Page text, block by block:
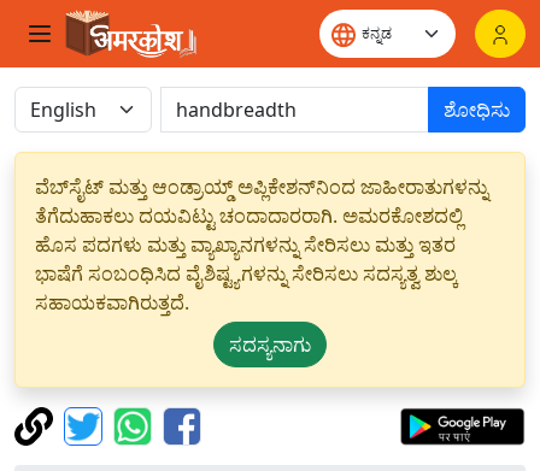
ಶೋಧಿಸು
ವೆಬ್‌ಸೈಟ್ ಮತ್ತು ಆಂಡ್ರಾಯ್ಡ್ ಅಪ್ಲಿಕೇಶನ್‌ನಿಂದ ಜಾಹೀರಾತುಗಳನ್ನು
ತೆಗೆದುಹಾಕಲು ದಯವಿಟ್ಟು ಚಂದಾದಾರರಾಗಿ. ಅಮರಕೋಶದಲ್ಲಿ
ಹೊಸ ಪದಗಳು ಮತ್ತು ವ್ಯಾಖ್ಯಾನಗಳನ್ನು ಸೇರಿಸಲು ಮತ್ತು ಇತರ
ಭಾಷೆಗೆ ಸಂಬಂಧಿಸಿದ ವೈಶಿಷ್ಟ್ಯಗಳನ್ನು ಸೇರಿಸಲು ಸದಸ್ಯತ್ವ ಶುಲ್ಕ
ಸಹಾಯಕವಾಗಿರುತ್ತದೆ.
ಸದಸ್ಯನಾಗು